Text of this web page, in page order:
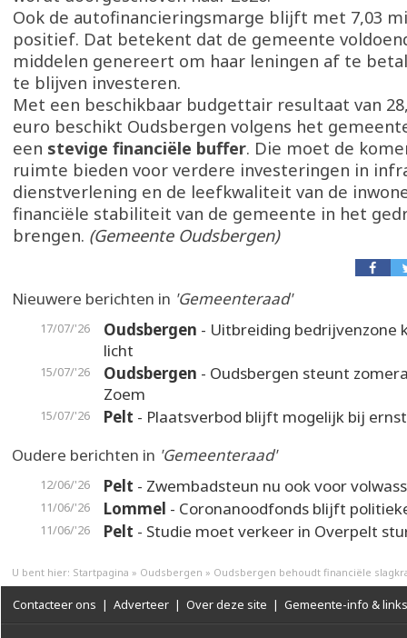
Ook de autofinancieringsmarge blijft met 7,03
positief. Dat betekent dat de gemeente
middelen genereert om haar leningen af te
te blijven investeren.
Met een beschikbaar budgettair resultaat van
euro beschikt Oudsbergen volgens het
een stevige financiële buffer. Die moet de
ruimte bieden voor verdere investeringen in
dienstverlening en de leefkwaliteit van de
financiële stabiliteit van de gemeente in het
brengen. (Gemeente Oudsbergen)
Nieuwere berichten in 'Gemeenteraad'
17/07/'26 Oudsbergen - Uitbreiding bedrijvenzone
licht
15/07/'26 Oudsbergen - Oudsbergen steunt
Zoem
15/07/'26 Pelt - Plaatsverbod blijft mogelijk bij
Oudere berichten in 'Gemeenteraad'
12/06/'26 Pelt - Zwembadsteun nu ook voor
11/06/'26 Lommel - Coronanoodfonds blijft
11/06/'26 Pelt - Studie moet verkeer in Overpelt
U bent hier: Startpagina » Oudsbergen » Oudsbergen behoudt financiële
Contacteer ons | Adverteer | Over deze site | Gemeente-info & links